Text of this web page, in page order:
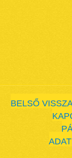
BELSŐ